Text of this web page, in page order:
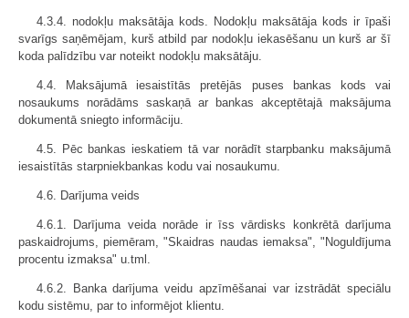
4.3.4. nodokļu maksātāja kods. Nodokļu maksātāja kods ir īpaši
svarīgs saņēmējam, kurš atbild par nodokļu iekasēšanu un kurš ar šī
koda palīdzību var noteikt nodokļu maksātāju.
4.4. Maksājumā iesaistītās pretējās puses bankas kods vai
nosaukums norādāms saskaņā ar bankas akceptētajā maksājuma
dokumentā sniegto informāciju.
4.5. Pēc bankas ieskatiem tā var norādīt starpbanku maksājumā
iesaistītās starpniekbankas kodu vai nosaukumu.
4.6. Darījuma veids
4.6.1. Darījuma veida norāde ir īss vārdisks konkrētā darījuma
paskaidrojums, piemēram, "Skaidras naudas iemaksa", "Noguldījuma
procentu izmaksa" u.tml.
4.6.2. Banka darījuma veidu apzīmēšanai var izstrādāt speciālu
kodu sistēmu, par to informējot klientu.